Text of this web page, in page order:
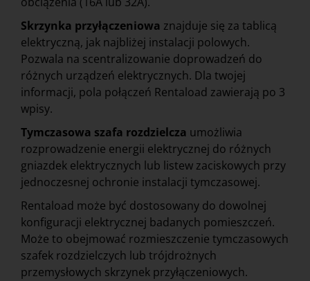
Skrzynka przyłączeniowa znajduje się za tablicą
elektryczną, jak najbliżej instalacji polowych.
Pozwala na scentralizowanie doprowadzeń do
różnych urządzeń elektrycznych. Dla twojej
informacji, pola połączeń Rentaload zawierają po 3
wpisy.
Tymczasowa szafa rozdzielcza umożliwia
rozprowadzenie energii elektrycznej do różnych
gniazdek elektrycznych lub listew zaciskowych przy
jednoczesnej ochronie instalacji tymczasowej.
Rentaload może być dostosowany do dowolnej
konfiguracji elektrycznej badanych pomieszczeń.
Może to obejmować rozmieszczenie tymczasowych
szafek rozdzielczych lub trójdrożnych
przemysłowych skrzynek przyłączeniowych.